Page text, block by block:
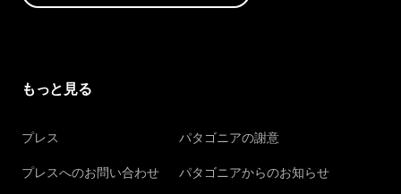
もっと見る
プレス
プレスへのお問い合わせ
パタゴニアの謝意
パタゴニアからのお知らせ